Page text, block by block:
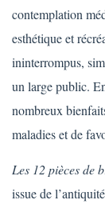
contemplation
esthétique et
ininterrompus,
un large public.
nombreux
maladies et de
Les 12 pièces de
issue de